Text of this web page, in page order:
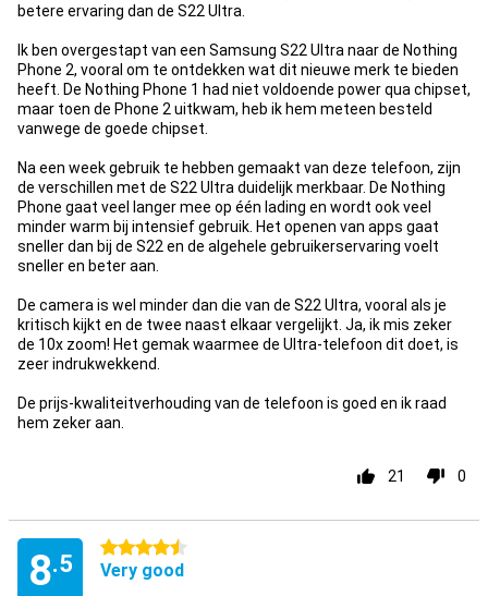
betere ervaring dan de S22 Ultra.
Ik ben overgestapt van een Samsung S22 Ultra naar de Nothing
Phone 2, vooral om te ontdekken wat dit nieuwe merk te bieden
heeft. De Nothing Phone 1 had niet voldoende power qua chipset,
maar toen de Phone 2 uitkwam, heb ik hem meteen besteld
vanwege de goede chipset.
Na een week gebruik te hebben gemaakt van deze telefoon, zijn
de verschillen met de S22 Ultra duidelijk merkbaar. De Nothing
Phone gaat veel langer mee op één lading en wordt ook veel
minder warm bij intensief gebruik. Het openen van apps gaat
sneller dan bij de S22 en de algehele gebruikerservaring voelt
sneller en beter aan.
De camera is wel minder dan die van de S22 Ultra, vooral als je
kritisch kijkt en de twee naast elkaar vergelijkt. Ja, ik mis zeker
de 10x zoom! Het gemak waarmee de Ultra-telefoon dit doet, is
zeer indrukwekkend.
De prijs-kwaliteitverhouding van de telefoon is goed en ik raad
hem zeker aan.
21 0
8.5
4.5 stars
Very good